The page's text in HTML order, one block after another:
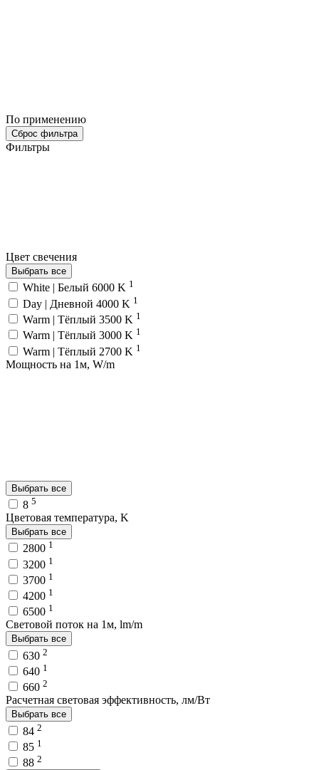
По применению
Сброс фильтра
Фильтры
Цвет свечения
Выбрать все
White | Белый 6000 K 1
Day | Дневной 4000 K 1
Warm | Тёплый 3500 K 1
Warm | Тёплый 3000 K 1
Warm | Тёплый 2700 K 1
Мощность на 1м, W/m
Выбрать все
8 5
Цветовая температура, K
Выбрать все
2800 1
3200 1
3700 1
4200 1
6500 1
Световой поток на 1м, lm/m
Выбрать все
630 2
640 1
660 2
Расчетная световая эффективность, лм/Вт
Выбрать все
84 2
85 1
88 2